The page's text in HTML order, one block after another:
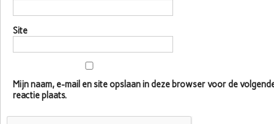
Site
Mijn naam, e-mail en site opslaan in deze browser voor de
reactie plaats.